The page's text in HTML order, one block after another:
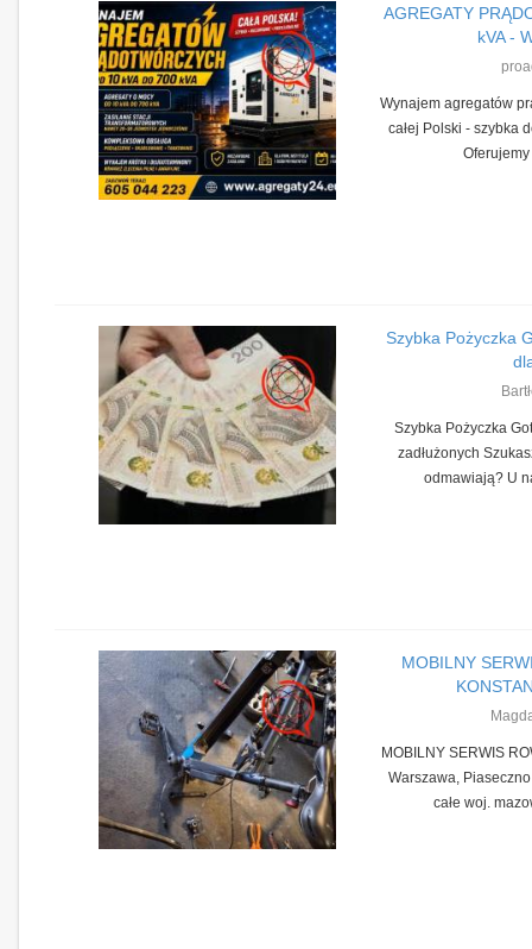
AGREGATY
kVA -
Wynajem agregatów
całej Polski - szybka
Szybka Pożyczka
Szybka Pożyczka
zadłużonych
odmawiają? U
MOBILNY
MOBILNY SERWIS
Warszawa,
całe woj.